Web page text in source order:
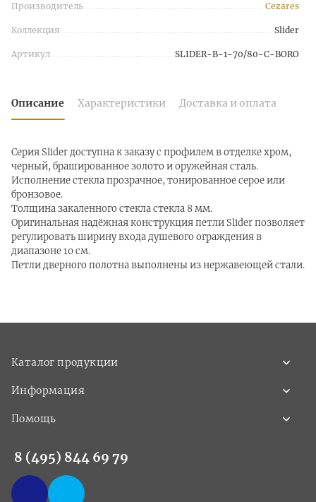
Производитель Cezares
Коллекция Slider
Артикул SLIDER-B-1-70/80-C-BORO
Описание Характеристики Доставка и оплата
Серия Slider доступна к заказу с профилем в отделке хром,
черный, брашированное золото и оружейная сталь.
Исполнение стекла прозрачное, тонированное серое или
бронзовое.
Толщина закаленного стекла стекла 8 мм.
Оригинальная надёжная конструкция петли Slider позволяет
регулировать ширину входа душевого ограждения в
диапазоне 10 см.
Петли дверного полотна выполнены из нержавеющей стали.
Каталог продукции
Информация
Помощь
8 (495) 844 69 79